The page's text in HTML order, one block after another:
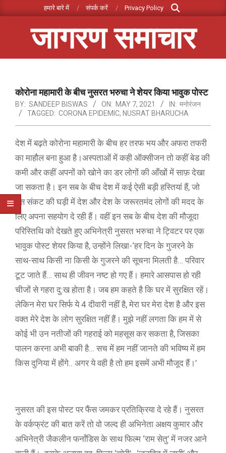
to
हमारे बारे में संपर्क करें Privacy Policy
Search
जागरण समाचार
Menuकोरोना महामारी के बीच नुसरत भरुचा ने शेयर किया भावुक पोस्ट
BY: SANDEEP BISWAS ON: MAY 7, 2021 IN: मनोरंजन
TAGGED: CORONA EPIDEMIC, NUSRAT BHARUCHA
देश में बढ़ते कोरोना महामारी के बीच हर तरफ भय और अफरा तफरी
का माहौल बना हुआ है।अस्पताओं में कही ऑक्सीजन तो कहीं बेड की
कमी और कहीं अपनों को खोने का डर लोगों की आँखों में साफ़ देखा
जा सकता है। इन सब के बीच देश में कई ऐसी बड़ी हस्तियां हैं, जो
इस संकट की घड़ी में देश और देश के जरूरतमंद लोगों की मदद के
लिए अपना सहयोग दे रही हैं। वहीं इन सब के बीच देश की मौजूदा
परिस्तिथि को देखते हुए अभिनेत्री नुसरत भरुचा ने ट्विटर पर एक
भावुक पोस्ट शेयर किया है, उन्होंने लिखा-‘हर दिन के गुजरने के
साथ-साथ किसी ना किसी के गुजरने की सूचना मिलती है… परिवार
टूट जाते हैं… साथ ही जीवन नष्ट हो गए हैं। हमारे आसपास हो रही
चीजों से गहरा दु:ख होता है। जब हम कहते है कि घर में सुरक्षित रहें।
लेकिन मेरा घर सिर्फ ये 4 दीवारी नहीं है, मेरा घर मेरा देश है और इस
वक्त मेरे देश के लोग सुरक्षित नहीं हैं। मुझे नहीं लगता कि हम में से
कोई भी उन नतीजों की गहराई को महसूस कर सकता है, जिसका
पालन करना अभी बाकी है… सच में हम नहीं जानते की भविष्य में हम
किस दुनिया में होंगे.. अगर ये वही है तो हम इसमें अभी मौजूद हैं।’
नुसरत की इस पोस्ट पर फैंस जमकर प्रतिक्रिया दे रहे हैं। नुसरत
के वर्कफ्रंट की बात करें तो वो जल्द ही अभिनेता अक्षय कुमार और
अभिनेत्री जैकलीन फर्नांडिस के साथ फिल्म ‘राम सेतु’ में नजर आने